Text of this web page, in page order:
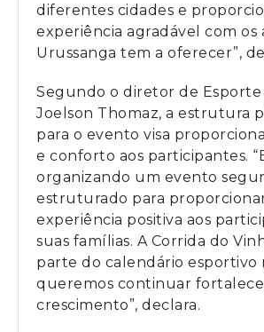
diferentes cidades e
experiência agradável com os
Urussanga tem a oferecer”,
Segundo o diretor de Esporte
Joelson Thomaz, a estrutura
para o evento visa
e conforto aos participantes.
organizando um evento
estruturado para
experiência positiva aos
suas famílias. A Corrida do
parte do calendário esportivo
queremos continuar
crescimento”, declara.